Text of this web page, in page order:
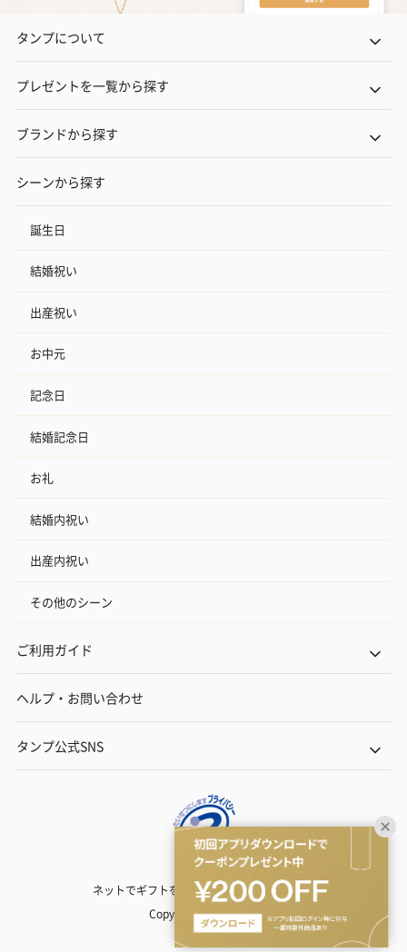
タンプについて
プレゼントを一覧から探す
ブランドから探す
シーンから探す
誕生日
結婚祝い
出産祝い
お中元
記念日
結婚記念日
お礼
結婚内祝い
出産内祝い
その他のシーン
ご利用ガイド
ヘルプ・お問い合わせ
タンプ公式SNS
ネットでギフトを贈るなら | TANP（タンプ）
Copyright© TANP Inc.